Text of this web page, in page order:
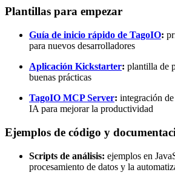
Plantillas para empezar
Guía de inicio rápido de TagoIO:
para nuevos desarrolladores
Aplicación Kickstarter: plantilla de
buenas prácticas
TagoIO MCP Server: integración
IA para mejorar la productividad
Ejemplos de código y
Scripts de análisis: ejemplos en
procesamiento de datos y la